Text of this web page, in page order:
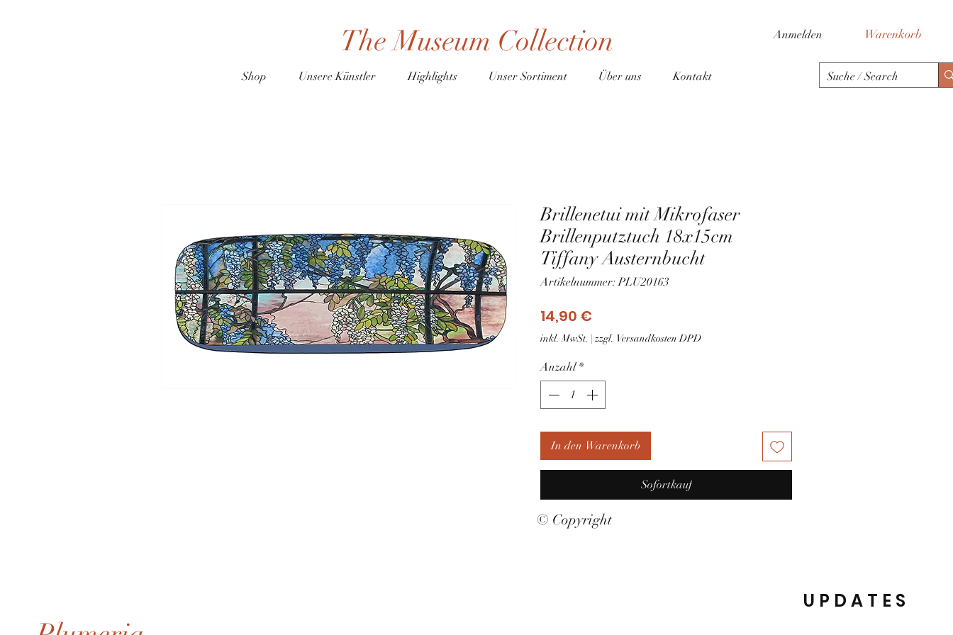
Warenkorb
Anmelden
The Museum Collection
Shop Unsere Künstler Highlights Unser Sortiment Über uns Kontakt
Brillenetui mit Mikrofaser
Brillenputztuch 18x15cm
Tiffany Austernbucht
Artikelnummer: PLU20163
14,90 €
inkl. MwSt. | zzgl. Versandkosten DPD
Anzahl *
In den Warenkorb
Sofortkauf
© Copyright
UPDATES